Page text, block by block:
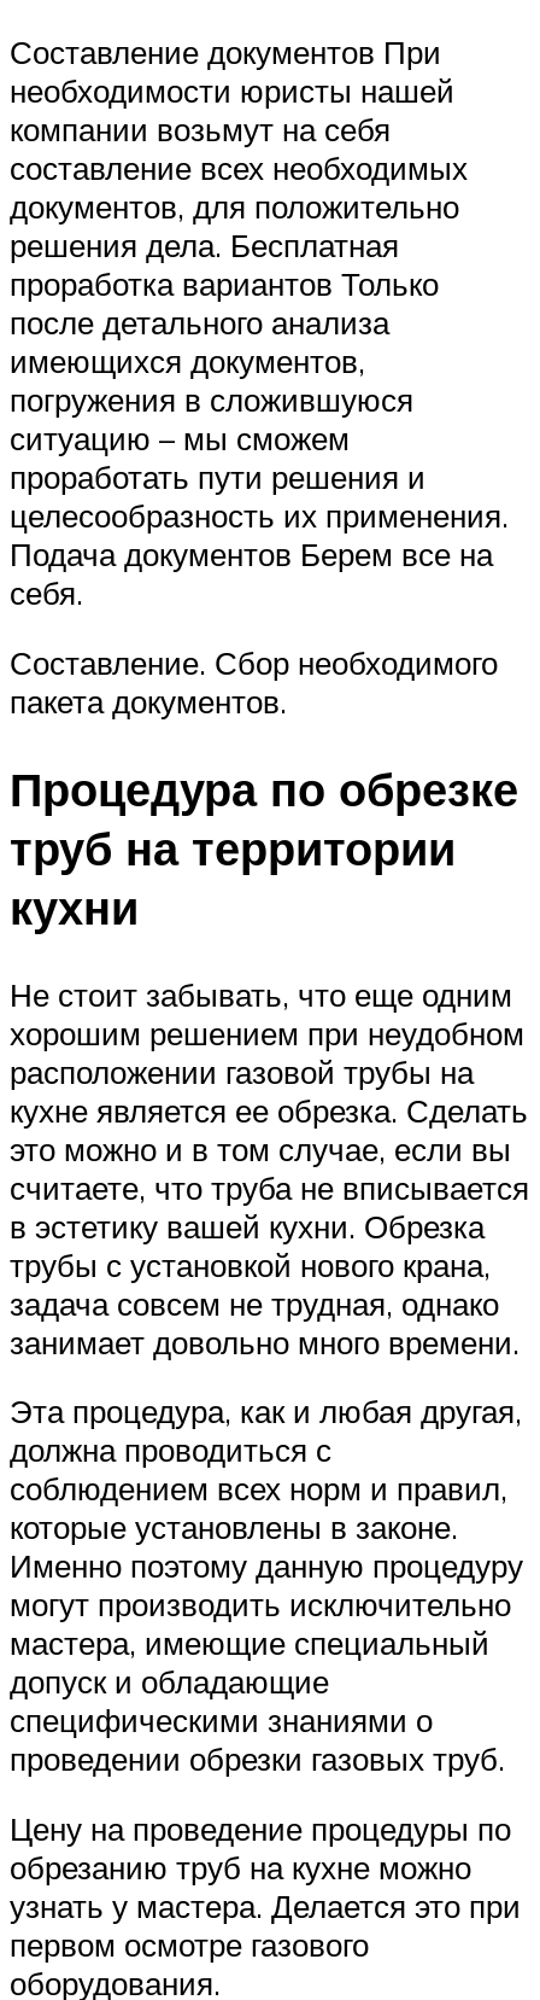
Составление документов При
необходимости юристы нашей
компании возьмут на себя
составление всех необходимых
документов, для положительно
решения дела. Бесплатная
проработка вариантов Только
после детального анализа
имеющихся документов,
погружения в сложившуюся
ситуацию – мы сможем
проработать пути решения и
целесообразность их применения.
Подача документов Берем все на
себя.
Составление. Сбор необходимого
пакета документов.
Процедура по обрезке
труб на территории
кухни
Не стоит забывать, что еще одним
хорошим решением при неудобном
расположении газовой трубы на
кухне является ее обрезка. Сделать
это можно и в том случае, если вы
считаете, что труба не вписывается
в эстетику вашей кухни. Обрезка
трубы с установкой нового крана,
задача совсем не трудная, однако
занимает довольно много времени.
Эта процедура, как и любая другая,
должна проводиться с
соблюдением всех норм и правил,
которые установлены в законе.
Именно поэтому данную процедуру
могут производить исключительно
мастера, имеющие специальный
допуск и обладающие
специфическими знаниями о
проведении обрезки газовых труб.
Цену на проведение процедуры по
обрезанию труб на кухне можно
узнать у мастера. Делается это при
первом осмотре газового
оборудования.